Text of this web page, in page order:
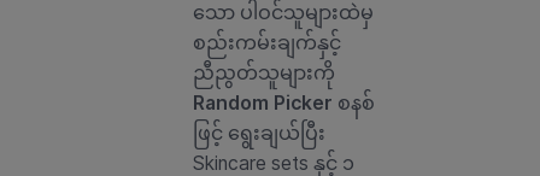
သော ပါဝင်သူများထဲမှ
စည်းကမ်းချက်နှင့်
ညီညွတ်သူများကို
Random Picker စနစ်
ဖြင့် ရွေးချယ်ပြီး
Skincare sets နှင့် ၁